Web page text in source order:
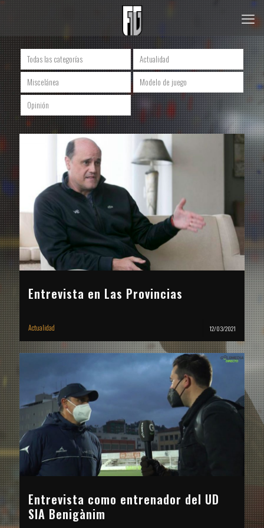
Todas las categorías
Actualidad
Miscelánea
Modelo de juego
Opinión
Entrevista en Las Provincias
Actualidad 12/03/2021
Entrevista como entrenador del UD
SIA Benigànim